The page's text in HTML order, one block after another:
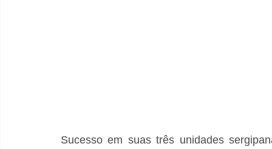
Sucesso em suas três unidades